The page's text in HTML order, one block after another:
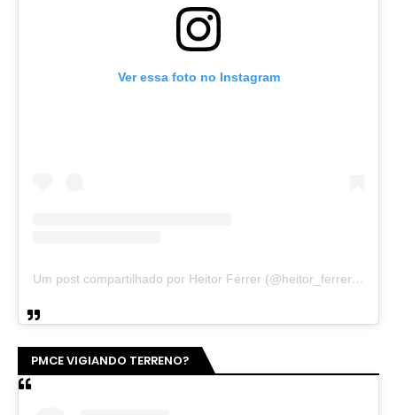
Ver essa foto no Instagram
Um post compartilhado por Heitor Férrer (@heitor_ferrer77)
PMCE VIGIANDO TERRENO?